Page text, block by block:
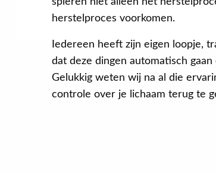
herstelproces voorkomen.
Iedereen heeft zijn eigen loopje,
dat deze dingen automatisch
Gelukkig weten wij na al die
controle over je lichaam terug te